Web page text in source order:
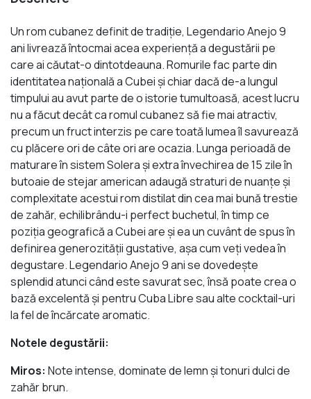
Un rom cubanez definit de tradiţie, Legendario Anejo 9
ani livrează întocmai acea experienţă a degustării pe
care ai căutat-o dintotdeauna. Romurile fac parte din
identitatea națională a Cubei şi chiar dacă de-a lungul
timpului au avut parte de o istorie tumultoasă, acest lucru
nu a făcut decât ca romul cubanez să fie mai atractiv,
precum un fruct interzis pe care toată lumea îl savurează
cu plăcere ori de câte ori are ocazia. Lunga perioadă de
maturare în sistem Solera şi extra învechirea de 15 zile în
butoaie de stejar american adaugă straturi de nuanţe şi
complexitate acestui rom distilat din cea mai bună trestie
de zahăr, echilibrându-i perfect buchetul, în timp ce
poziţia geografică a Cubei are şi ea un cuvânt de spus în
definirea generozităţii gustative, aşa cum veţi vedea în
degustare. Legendario Anejo 9 ani se dovedeşte
splendid atunci când este savurat sec, însă poate crea o
bază excelentă şi pentru Cuba Libre sau alte cocktail-uri
la fel de încărcate aromatic.
Notele degustării:
Miros: Note intense, dominate de lemn şi tonuri dulci de
zahăr brun.